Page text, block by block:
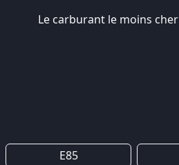
Le carburant le moins cher
E85